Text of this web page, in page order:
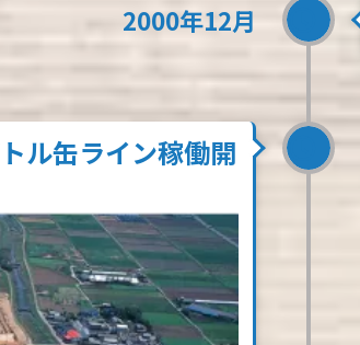
2000年12月
ル缶ライン稼働開